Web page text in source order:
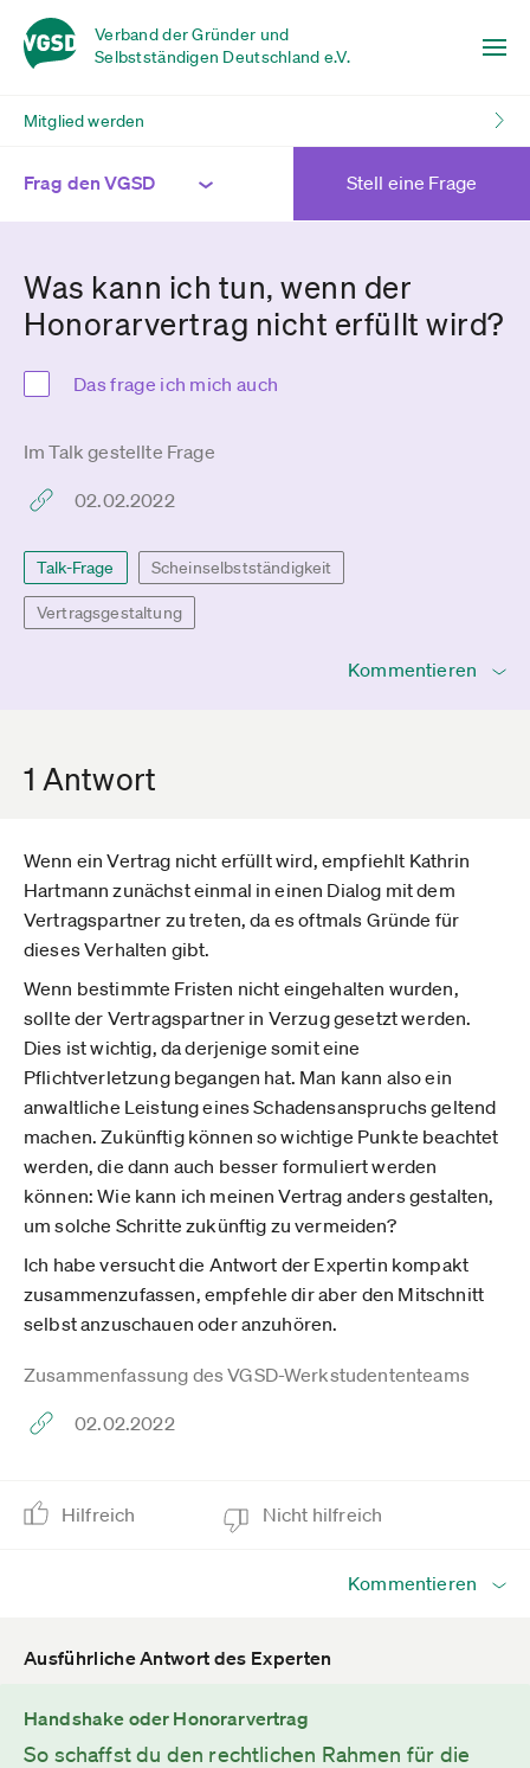
Verband der Gründer und
Selbstständigen Deutschland e.V.
Mitglied werden
Frag den VGSD Stell eine Frage
Was kann ich tun, wenn der
Honorarvertrag nicht erfüllt wird?
Das frage ich mich auch
Im Talk gestellte Frage
02.02.2022
Talk-Frage Scheinselbstständigkeit
Vertragsgestaltung
Kommentieren
1 Antwort
Wenn ein Vertrag nicht erfüllt wird, empfiehlt Kathrin
Hartmann zunächst einmal in einen Dialog mit dem
Vertragspartner zu treten, da es oftmals Gründe für
dieses Verhalten gibt.
Wenn bestimmte Fristen nicht eingehalten wurden,
sollte der Vertragspartner in Verzug gesetzt werden.
Dies ist wichtig, da derjenige somit eine
Pflichtverletzung begangen hat. Man kann also ein
anwaltliche Leistung eines Schadensanspruchs geltend
machen. Zukünftig können so wichtige Punkte beachtet
werden, die dann auch besser formuliert werden
können: Wie kann ich meinen Vertrag anders gestalten,
um solche Schritte zukünftig zu vermeiden?
Ich habe versucht die Antwort der Expertin kompakt
zusammenzufassen, empfehle dir aber den Mitschnitt
selbst anzuschauen oder anzuhören.
Zusammenfassung des VGSD-Werkstudententeams
02.02.2022
Hilfreich Nicht hilfreich
Kommentieren
Ausführliche Antwort des Experten
Handshake oder Honorarvertrag
So schaffst du den rechtlichen Rahmen für die